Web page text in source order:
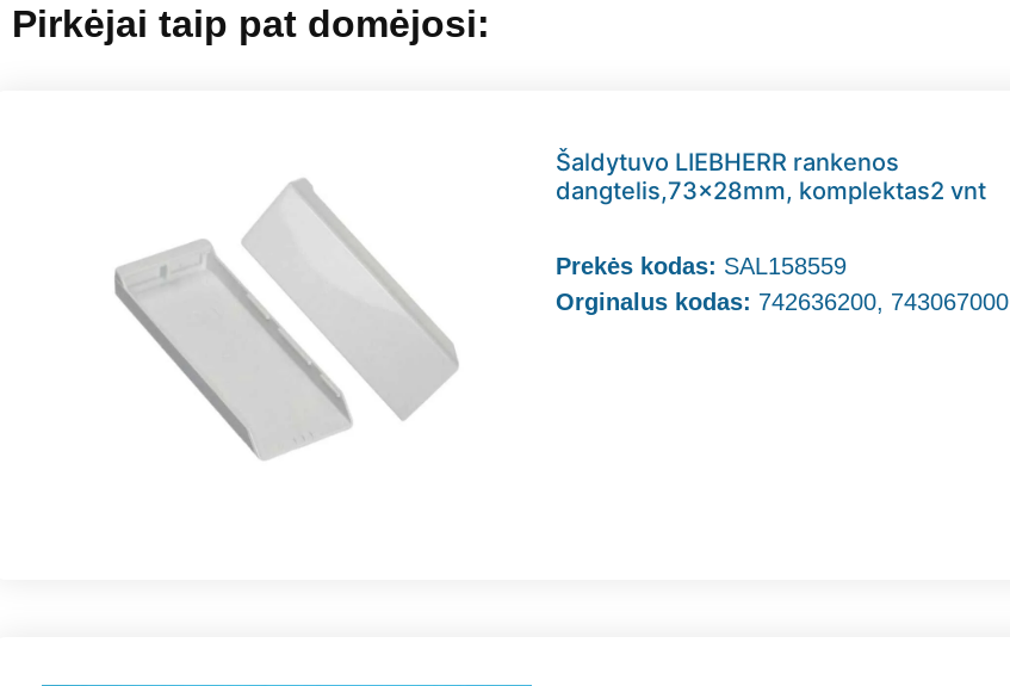
Pirkėjai taip pat domėjosi:
Šaldytuvo LIEBHERR rankenos
dangtelis,73x28mm, komplektas2 vnt
Prekės kodas: SAL158559
Orginalus kodas: 742636200, 743067000